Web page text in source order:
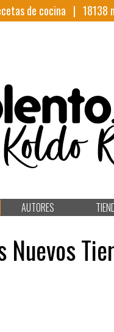
de cocina | 18138
AUTORES
Nuevos